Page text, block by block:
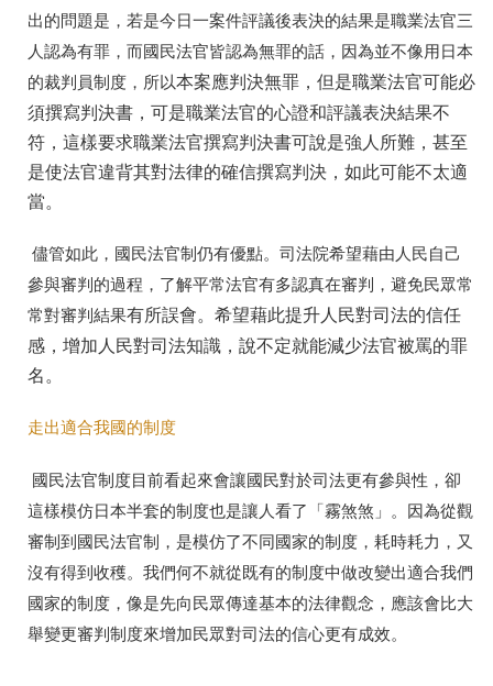
出的問題是，若是今日一案件評議後表決的結果是職業法官三
人認為有罪，而國民法官皆認為無罪的話，因為並不像用日本
的裁判員制度，所以本案應判決無罪，但是職業法官可能必
須撰寫判決書，可是職業法官的心證和評議表決結果不
符，這樣要求職業法官撰寫判決書可說是強人所難，甚至
是使法官違背其對法律的確信撰寫判決，如此可能不太適
當。
儘管如此，國民法官制仍有優點。司法院希望藉由人民自己
參與審判的過程，了解平常法官有多認真在審判，避免民眾常
常對審判結果有所誤會。希望藉此提升人民對司法的信任
感，增加人民對司法知識，說不定就能減少法官被罵的罪
名。
走出適合我國的制度
國民法官制度目前看起來會讓國民對於司法更有參與性，卻
這樣模仿日本半套的制度也是讓人看了「霧煞煞」。因為從觀
審制到國民法官制，是模仿了不同國家的制度，耗時耗力，又
沒有得到收穫。我們何不就從既有的制度中做改變出適合我們
國家的制度，像是先向民眾傳達基本的法律觀念，應該會比大
舉變更審判制度來增加民眾對司法的信心更有成效。